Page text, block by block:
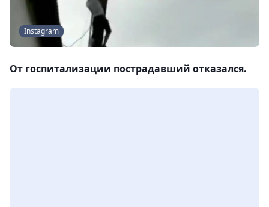
Instagram
От госпитализации пострадавший отказался.